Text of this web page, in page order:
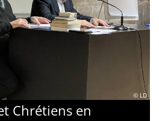
© LD
Chrétiens en